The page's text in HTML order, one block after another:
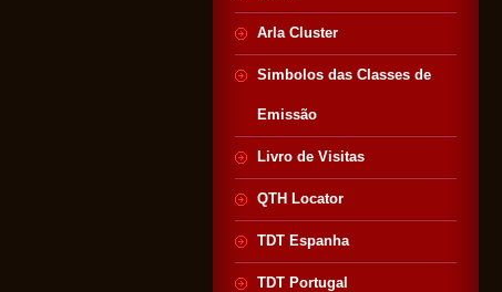
Arla Cluster
Simbolos das Classes de
Emissão
Livro de Visitas
QTH Locator
TDT Espanha
TDT Portugal